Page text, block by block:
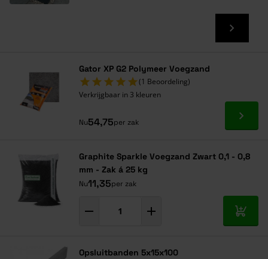
Gator XP G2 Polymeer Voegzand
(1 Beoordeling)
Verkrijgbaar in 3 kleuren
Nu54,75per zak Ga
Graphite Sparkle Voegzand Zwart 0,1 - 0,8
mm - Zak á 25 kg
Nu11,35per zak
In
Opsluitbanden 5x15x100